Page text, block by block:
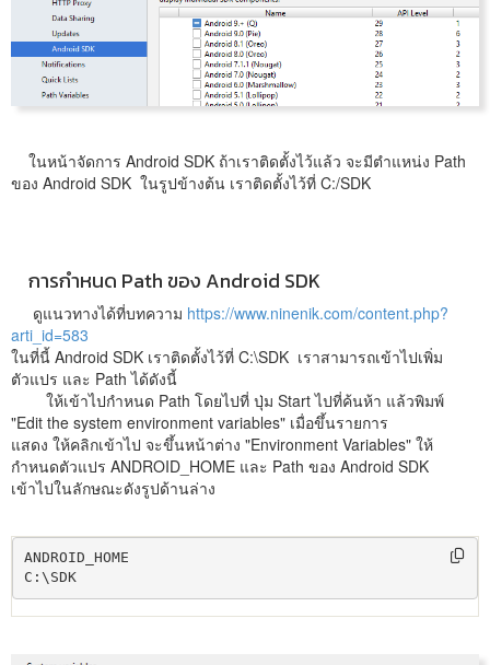
ในหน้าจัดการ Android SDK ถ้าเราติดตั้งไว้แล้ว จะมีตำแหน่ง Path
ของ Android SDK ในรูปข้างต้น เราติดตั้งไว้ที่ C:/SDK
การกำหนด Path ของ Android SDK
ดูแนวทางได้ที่บทความ https://www.ninenik.com/content.php?
arti_id=583
ในที่นี้ Android SDK เราติดตั้งไว้ที่ C:\SDK เราสามารถเข้าไปเพิ่ม
ตัวแปร และ Path ได้ดังนี้
ให้เข้าไปกำหนด Path โดยไปที่ ปุ่ม Start ไปที่ค้นห้า แล้วพิมพ์
"Edit the system environment variables" เมื่อขึ้นรายการ
แสดง ให้คลิกเข้าไป จะขึ้นหน้าต่าง "Environment Variables" ให้
กำหนดตัวแปร ANDROID_HOME และ Path ของ Android SDK
เข้าไปในลักษณะดังรูปด้านล่าง
ANDROID_HOME
C:\SDK